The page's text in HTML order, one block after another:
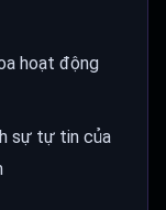
hoạt động
sự tự tin của